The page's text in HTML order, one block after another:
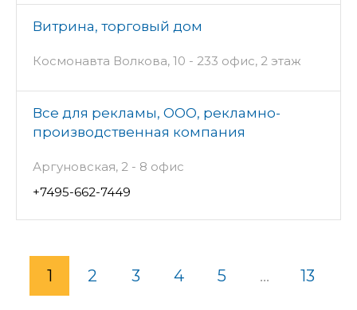
Витрина, торговый дом
Космонавта Волкова, 10 - 233 офис, 2 этаж
Все для рекламы, ООО, рекламно-
производственная компания
Аргуновская, 2 - 8 офис
+7495-662-7449
1 2 3 4 5 ... 13